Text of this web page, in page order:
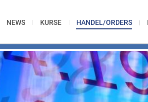
NEWS KURSE HANDEL/ORDERS